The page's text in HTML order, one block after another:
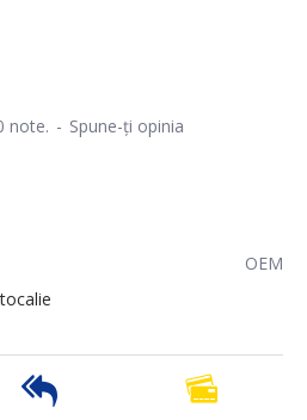
OEM
note. - Spune-ţi opinia